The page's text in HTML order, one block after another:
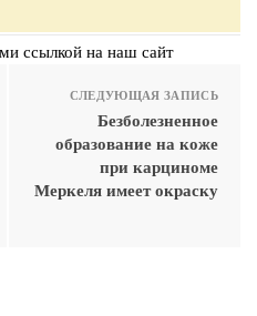
ссылкой на наш сайт
СЛЕДУЮЩАЯ ЗАПИСЬ
Безболезненное
образование на коже
при карциноме
Меркеля имеет окраску